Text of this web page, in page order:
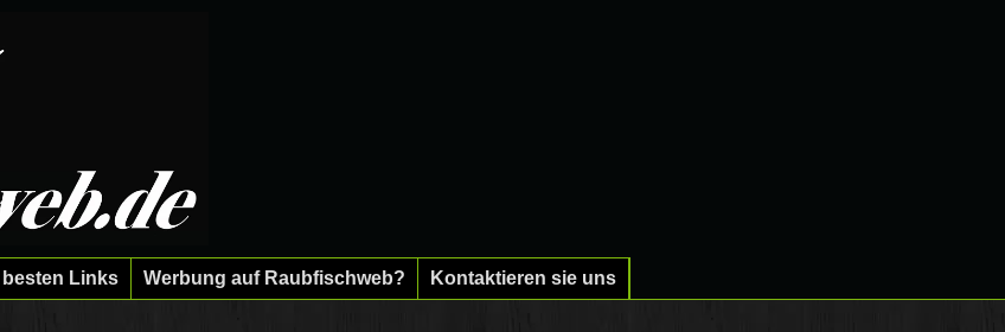
besten Links Werbung auf Raubfischweb? Kontaktieren sie uns